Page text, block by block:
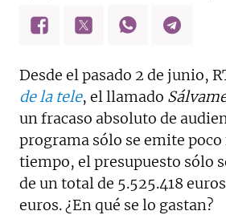
Desde el pasado 2 de junio,
de la tele, el llamado
un fracaso absoluto de
programa sólo se emite
tiempo, el presupuesto sólo
de un total de 5.525.418
euros. ¿En qué se lo gastan?